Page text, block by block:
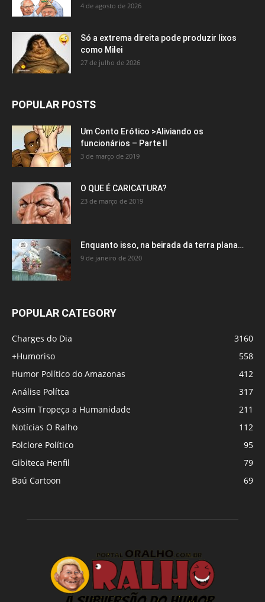
4 de agosto de 2026
Só a extrema direita pode produzir lixos
como Milei
27 de julho de 2026
POPULAR POSTS
Um Conto Erótico >Aliviando os
funcionários – Parte II
3 de março de 2019
O QUE É CARICATURA?
23 de março de 2019
Enquanto isso, na beirada da terra plana…
9 de janeiro de 2020
POPULAR CATEGORY
Charges do Dia
3160
+Humoriso
558
Humor Político do Amazonas
412
Análise Polítca
317
Assim Tropeça a Humanidade
211
Notícias O Ralho
112
Folclore Político
95
Gibiteca Henfil
79
Baú Cartoon
69